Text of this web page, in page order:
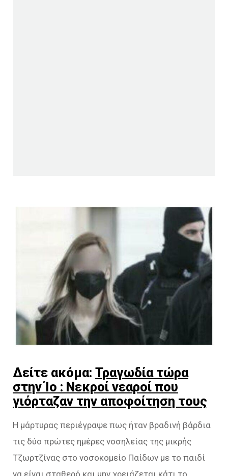
Δείτε ακόμα: Τραγωδία τώρα
στην Ίο : Νεκροί νεαροί που
γιόρταζαν την αποφοίτηση τους
Η μάρτυρας περιέγραψε πως ήταν βραδινή βάρδια
τις δύο πρώτες ημέρες νοσηλείας της μικρής
Τζωρτζίνας στο νοσοκομείο Παίδων με το παιδί
να είναι σταθερό και μην χρειάζεται κάτι το